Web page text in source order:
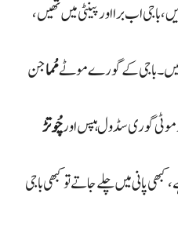
باجی اب برا اور پینٹی میں تھیں،
تھیں۔ باجی کے گورے موٹےمُماجن
موٹی گوری سڈول ہپس اورچُوتڑ
پانی میں چلے جاتے تو کبھی باجی